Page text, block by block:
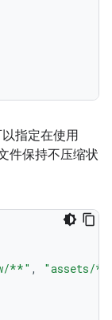
指定在使用
件保持不压缩状
**" ,
"assets/